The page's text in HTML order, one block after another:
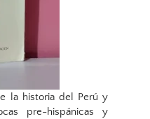
la historia del Perú y
pre-hispánicas y